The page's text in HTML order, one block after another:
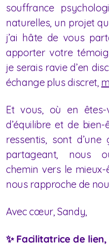
souffrance
naturelles, un projet
j’ai hâte de vous
apporter votre
je serais ravie d’en
échange plus discret,
Et vous, où en
d’équilibre et de
ressentis, sont d’une
partageant, nous
chemin vers le mieux-
nous rapproche de
Avec cœur, Sandy,
✨ Facilitatrice de